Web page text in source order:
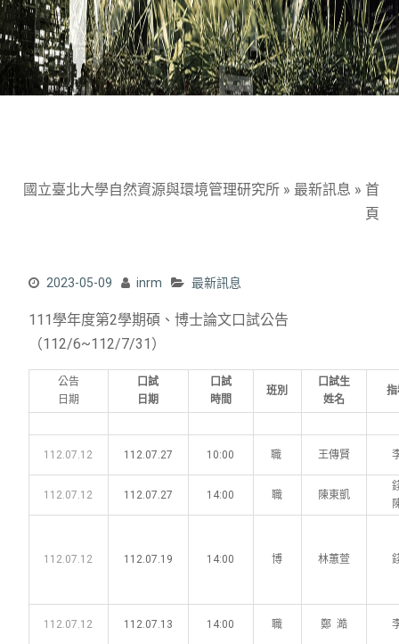
國立臺北大學自然資源與環境管理研究所 » 最新訊息 » 首
頁
2023-05-09 inrm 最新訊息
111學年度第2學期碩、博士論文口試公告
（112/6~112/7/31）
公告
日期
口試
日期
口試
時間
班別
口試生
姓名
112.07.12 112.07.27 10:00 職 王傳賢
112.07.12 112.07.27 14:00 職 陳東凱
112.07.12 112.07.19 14:00 博 林蕙萱
112.07.12 112.07.13 14:00 職 鄭 澔